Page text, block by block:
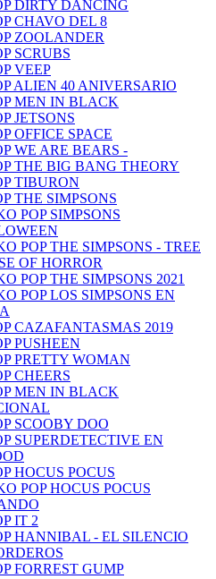
DIRTY DANCING
CHAVO DEL 8
ZOOLANDER
SCRUBS
VEEP
ALIEN 40 ANIVERSARIO
MEN IN BLACK
JETSONS
OFFICE SPACE
WE ARE BEARS -
THE BIG BANG THEORY
TIBURON
THE SIMPSONS
POP SIMPSONS
POP THE SIMPSONS - TREE
OF HORROR
POP THE SIMPSONS 2021
POP LOS SIMPSONS EN
CAZAFANTASMAS 2019
PUSHEEN
PRETTY WOMAN
CHEERS
MEN IN BLACK
SCOOBY DOO
SUPERDETECTIVE EN
HOCUS POCUS
POP HOCUS POCUS
IT 2
HANNIBAL - EL SILENCIO
FORREST GUMP